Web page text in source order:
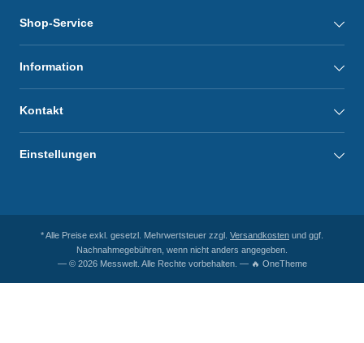
Shop-Service
Information
Kontakt
Einstellungen
* Alle Preise exkl. gesetzl. Mehrwertsteuer zzgl. Versandkosten und ggf.
Nachnahmegebühren, wenn nicht anders angegeben.
— © 2026 Messwelt. Alle Rechte vorbehalten. — 🔥 OneTheme